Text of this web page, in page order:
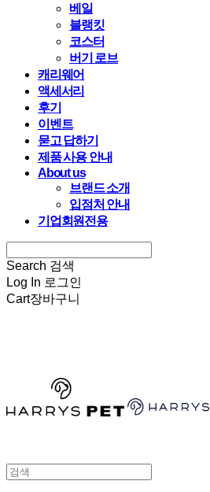
베일
블랭킷
코스터
버기 로브
캐리웨어
액세서리
후기
이벤트
묻고 답하기
제품 사용 안내
About us
브랜드 소개
입점처 안내
기업회원전용
Search 검색
Log In 로그인
Cart장바구니